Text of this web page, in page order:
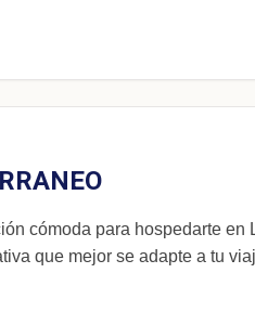
cómoda para hospedarte
que mejor se adapte a tu